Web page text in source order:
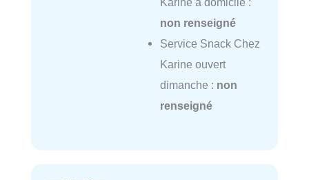
non renseigné
Service Snack Chez
Karine ouvert
dimanche : non
renseigné